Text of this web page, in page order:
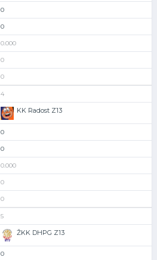
0
0
0.000
0
0
4
KK Radost Z13
0
0
0.000
0
0
5
ŽKK DHPG Z13
0